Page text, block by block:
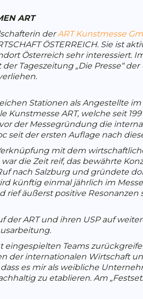
ART
derART Kunstmesse
ÖSTERREICH. Sie ist
Österreich sehr interessiert.
Tageszeitung „Die Presse“
Stationen als Angestellte
ART, welche seit
der Messegründung die
seit der ersten Auflage nach
mit dem
die Zeit reif, das bewährte
nach Salzburg und gründete
künftig einmal jährlich im
äußerst positive Resonanzen
ART und ihren USP auf
Teams
der internationalen Wirtschaft
es mir als weibliche
zu etablieren. Am